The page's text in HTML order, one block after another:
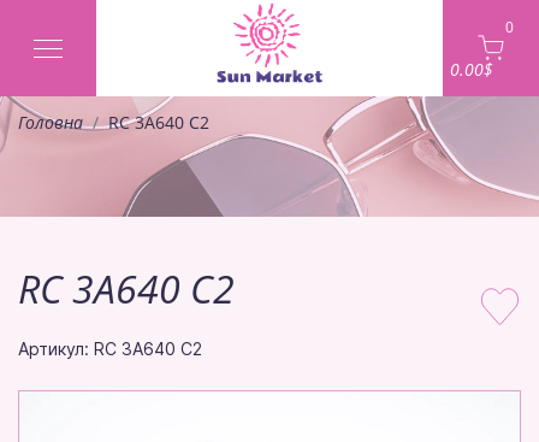
0
0.00$
Головна RC 3A640 C2
RC 3A640 C2
Артикул: RC 3A640 C2